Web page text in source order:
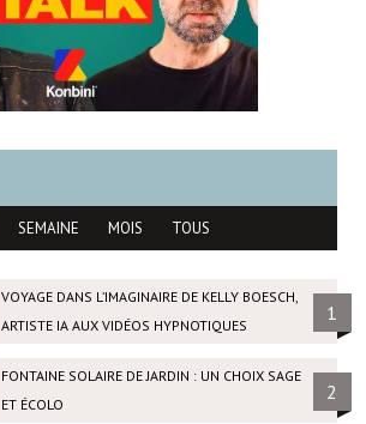
SEMAINE MOIS TOUS
VOYAGE DANS L’IMAGINAIRE DE KELLY BOESCH,
ARTISTE IA AUX VIDÉOS HYPNOTIQUES
1
FONTAINE SOLAIRE DE JARDIN : UN CHOIX SAGE
ET ÉCOLO
2